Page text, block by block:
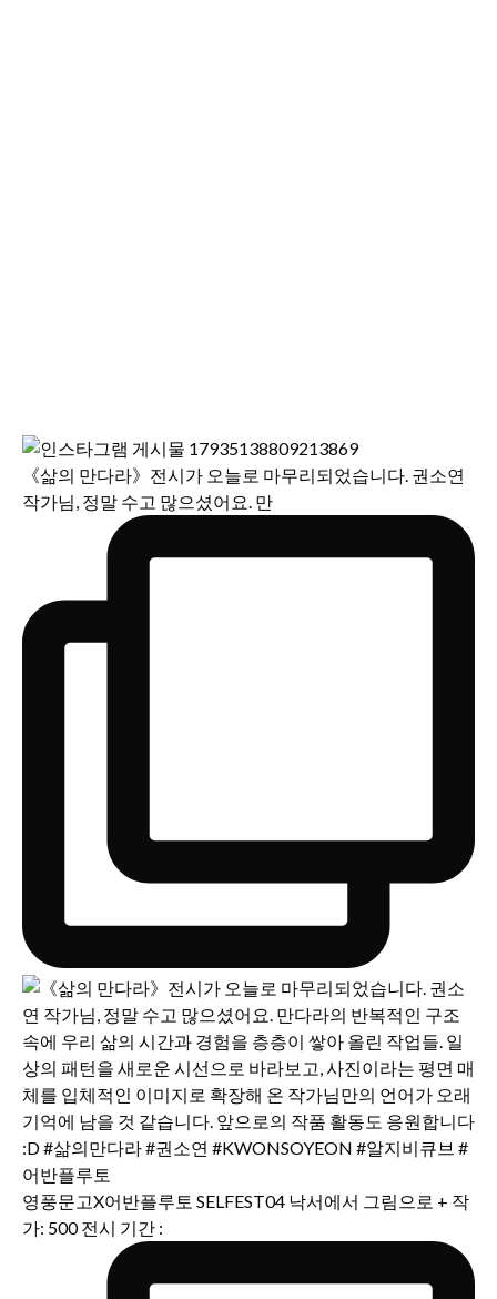
《삶의 만다라》전시가 오늘로 마무리되었습니다. 권소연
작가님, 정말 수고 많으셨어요. 만
영풍문고X어반플루토 SELFEST04 낙서에서 그림으로 + 작
가: 500 전시 기간 :